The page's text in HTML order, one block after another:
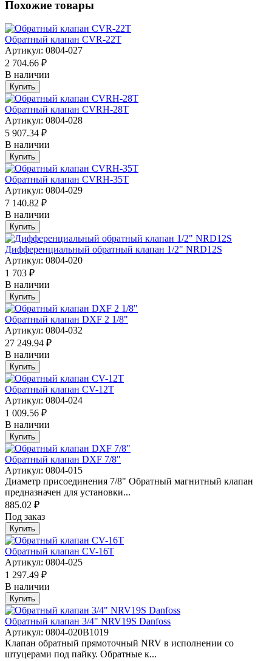
Похожие товары
Обратный клапан CVR-22T
Артикул: 0804-027
2 704.66 ₽
В наличии
Купить
Обратный клапан CVRH-28T
Артикул: 0804-028
5 907.34 ₽
В наличии
Купить
Обратный клапан CVRH-35T
Артикул: 0804-029
7 140.82 ₽
В наличии
Купить
Дифференциальный обратный клапан 1/2" NRD12S
Артикул: 0804-020
1 703 ₽
В наличии
Купить
Обратный клапан DXF 2 1/8"
Артикул: 0804-032
27 249.94 ₽
В наличии
Купить
Обратный клапан CV-12T
Артикул: 0804-024
1 009.56 ₽
В наличии
Купить
Обратный клапан DXF 7/8"
Артикул: 0804-015
Диаметр присоединения 7/8" Обратный магнитный клапан
предназначен для установки...
885.02 ₽
Под заказ
Купить
Обратный клапан CV-16T
Артикул: 0804-025
1 297.49 ₽
В наличии
Купить
Обратный клапан 3/4" NRV19S Danfoss
Артикул: 0804-020B1019
Клапан обратный прямоточный NRV в исполнении со
штуцерами под пайку. Обратные к...